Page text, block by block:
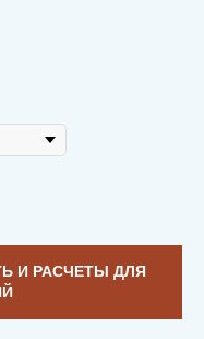
И РАСЧЕТЫ ДЛЯ